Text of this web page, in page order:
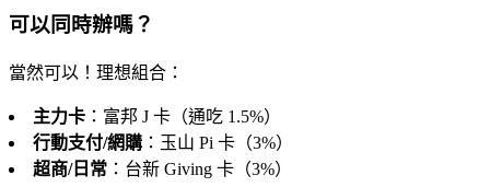
可以同時辦嗎？
當然可以！理想組合：
主力卡 ：富邦 J 卡（通吃 1.5%）
行動支付/網購 ：玉山 Pi 卡（3%）
超商/日常 ：台新 Giving 卡（3%）